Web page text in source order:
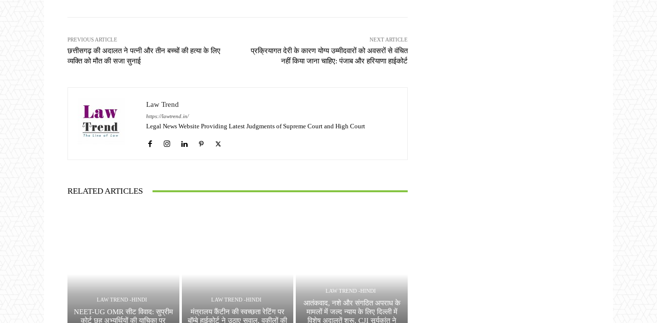
PREVIOUS ARTICLE
छत्तीसगढ़ की अदालत ने पत्नी और तीन बच्चों की हत्या के लिए
व्यक्ति को मौत की सजा सुनाई
NEXT ARTICLE
प्रक्रियागत देरी के कारण योग्य उम्मीदवारों को अवसरों से वंचित
नहीं किया जाना चाहिए: पंजाब और हरियाणा हाईकोर्ट
Law Trend
https://lawtrend.in/
Legal News Website Providing Latest Judgments of Supreme Court and High Court
RELATED ARTICLES
LAW TREND -HINDI
NEET-UG OMR सीट विवाद: सुप्रीम
कोर्ट छह अभ्यर्थियों की याचिका पर
LAW TREND -HINDI
मंत्रालय कैंटीन की स्वच्छता रेटिंग पर
बॉम्बे हाईकोर्ट ने उठाए सवाल, वकीलों की
LAW TREND -HINDI
आतंकवाद, नशे और संगठित अपराध के
मामलों में जल्द न्याय के लिए दिल्ली में
विशेष अदालतें शुरू, CJI सूर्यकांत ने